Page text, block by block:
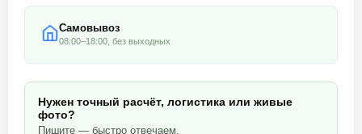
Самовывоз
08:00–18:00, без выходных
Нужен точный расчёт, логистика или живые
фото?
Пишите — быстро отвечаем.